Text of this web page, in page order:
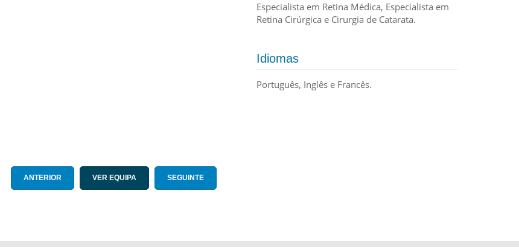
Especialista em Retina Médica, Especialista em
Retina Cirúrgica e Cirurgia de Catarata.
Idiomas
Português, Inglês e Francês.
ANTERIOR VER EQUIPA SEGUINTE